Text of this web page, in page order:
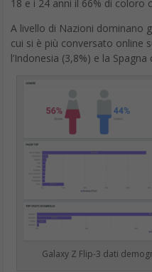
18 e i 24 anni il 66% di coloro
A livello di Nazioni dominano
cui si è più conversato online
l’Indonesia (3,8%) e la Spagna
Galaxy Z Flip-3 dati